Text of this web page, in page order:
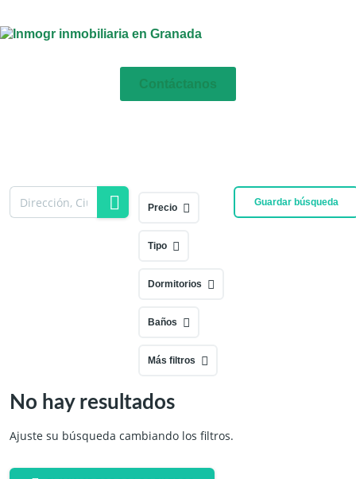
Contáctanos
Guardar búsqueda
Precio
Tipo
Dormitorios
Baños
Más filtros
No hay resultados
Ajuste su búsqueda cambiando los filtros.